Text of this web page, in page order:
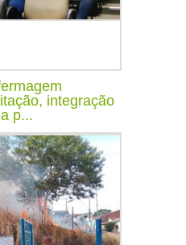
integração
p...